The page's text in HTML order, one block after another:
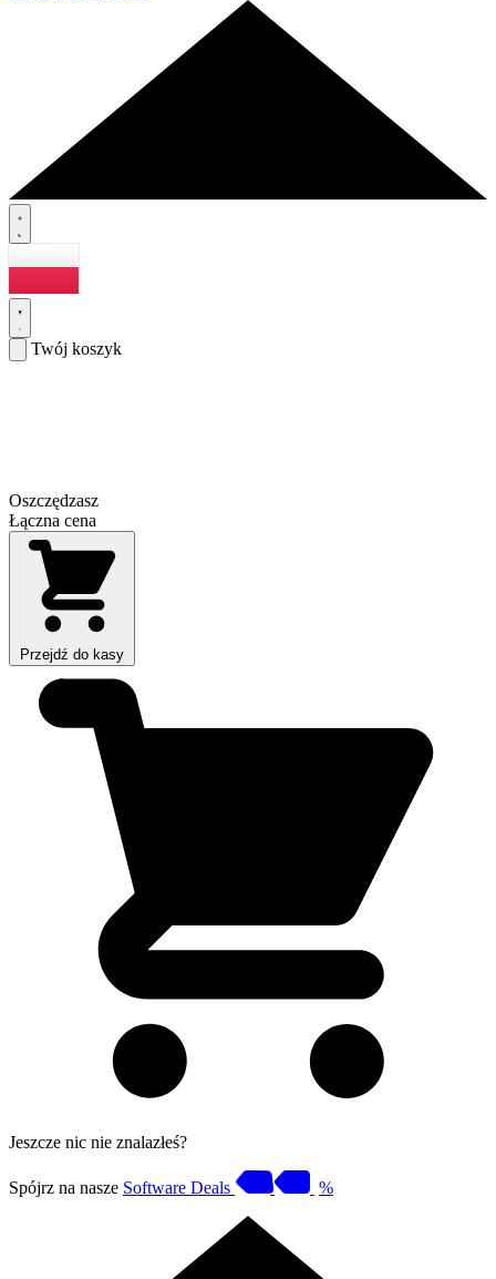
Twój koszyk
Oszczędzasz
Łączna cena
Przejdź do kasy
Jeszcze nic nie znalazłeś?
Spójrz na nasze Software Deals %